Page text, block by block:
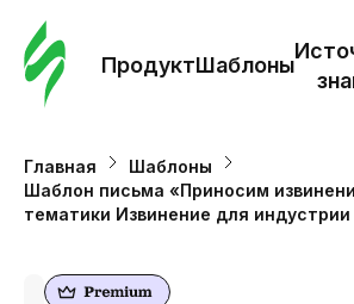
ПродуктШаблоны
Главная
Шаблоны
Шаблон письма «Приносим
тематики Извинение для